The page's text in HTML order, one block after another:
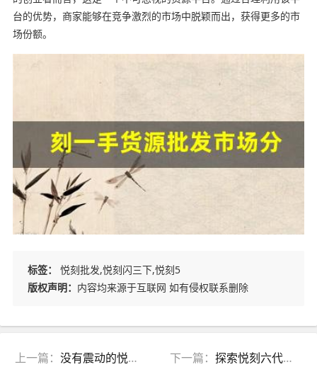
台的优势，商家能够在竞争激烈的市场中脱颖而出，获得更多的市
场份额。
标签：
悦刻批发,悦刻闪三下,悦刻5
版权声明： 内容均来源于互联网 如有侵权联系删除
上一篇： 没有震动的悦刻幻影，体验感是否会受影响？ 下一篇：探索悦刻六代烟杆色彩背后的设计理念